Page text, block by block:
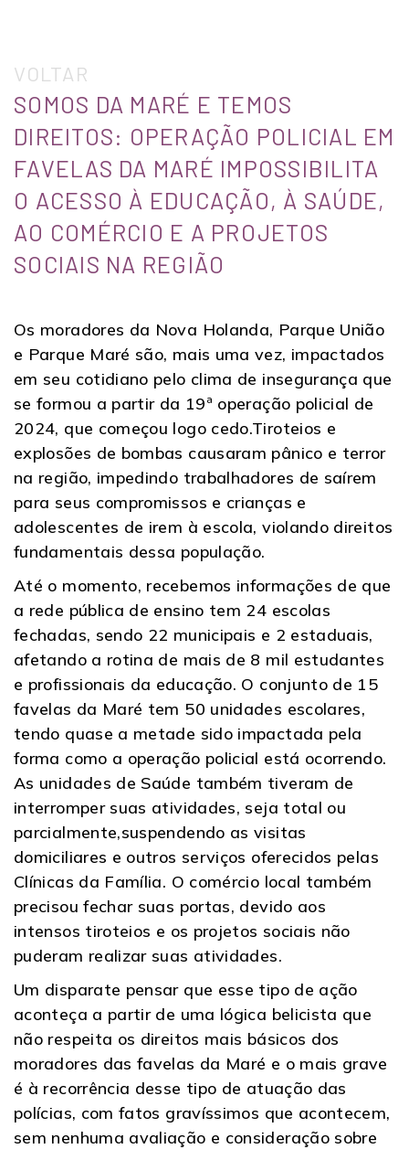
VOLTAR
SOMOS DA MARÉ E TEMOS
DIREITOS: OPERAÇÃO POLICIAL EM
FAVELAS DA MARÉ IMPOSSIBILITA
O ACESSO À EDUCAÇÃO, À SAÚDE,
AO COMÉRCIO E A PROJETOS
SOCIAIS NA REGIÃO
Os moradores da Nova Holanda, Parque União
e Parque Maré são, mais uma vez, impactados
em seu cotidiano pelo clima de insegurança que
se formou a partir da 19ª operação policial de
2024, que começou logo cedo.Tiroteios e
explosões de bombas causaram pânico e terror
na região, impedindo trabalhadores de saírem
para seus compromissos e crianças e
adolescentes de irem à escola, violando direitos
fundamentais dessa população.
Até o momento, recebemos informações de que
a rede pública de ensino tem 24 escolas
fechadas, sendo 22 municipais e 2 estaduais,
afetando a rotina de mais de 8 mil estudantes
e profissionais da educação. O conjunto de 15
favelas da Maré tem 50 unidades escolares,
tendo quase a metade sido impactada pela
forma como a operação policial está ocorrendo.
As unidades de Saúde também tiveram de
interromper suas atividades, seja total ou
parcialmente,suspendendo as visitas
domiciliares e outros serviços oferecidos pelas
Clínicas da Família. O comércio local também
precisou fechar suas portas, devido aos
intensos tiroteios e os projetos sociais não
puderam realizar suas atividades.
Um disparate pensar que esse tipo de ação
aconteça a partir de uma lógica belicista que
não respeita os direitos mais básicos dos
moradores das favelas da Maré e o mais grave
é à recorrência desse tipo de atuação das
polícias, com fatos gravíssimos que acontecem,
sem nenhuma avaliação e consideração sobre